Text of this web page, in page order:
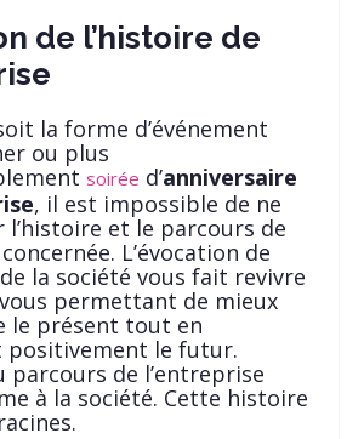
de l’histoire de
la forme d’événement
ou plus
soirée d’anniversaire
, il est impossible de ne
l’histoire et le parcours de
L’évocation de
la société vous fait revivre
permettant de mieux
le présent tout en
positivement le futur.
parcours de l’entreprise
à la société. Cette histoire